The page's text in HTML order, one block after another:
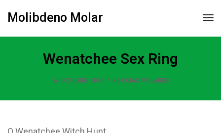
Molibdeno Molar
Wenatchee Sex Ring
24 OCTUBRE, 2015 NOTICIAS MOLARES